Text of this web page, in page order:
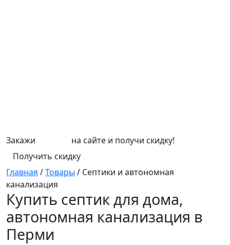
Закажи
на сайте и получи скидку!
Получить скидку
Главная /Товары / Септики и автономная
канализация
Купить септик для дома,
автономная канализация в
Перми